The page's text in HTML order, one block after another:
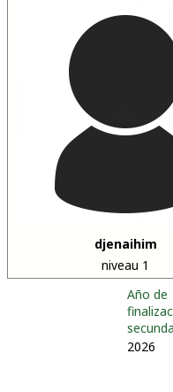
djenaihim
niveau 1
Año de
2026